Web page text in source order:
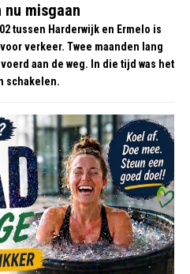
nu misgaan
tussen Harderwijk en Ermelo is
verkeer. Twee maanden lang
aan de weg. In die tijd was het
schakelen.